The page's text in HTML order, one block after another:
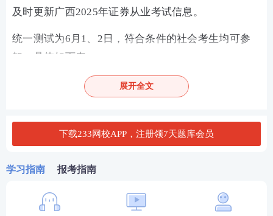
及时更新广西2025年证券从业考试信息。
统一测试为6月1、2日，符合条件的社会考生均可参
加，具体如下表：
考试时间
专场考试时间为3月、6月、9月、11月。具体详情如
3月5日15时-8日15时
展开全文
下载233网校APP，注册领7天题库会员
学习指南 报考指南